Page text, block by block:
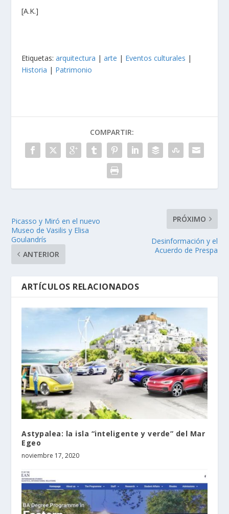
[A.K.]
Etiquetas:arquitectura |arte | Eventos culturales |
Historia | Patrimonio
COMPARTIR:
Picasso y Miró en el nuevo
Museo de Vasilis y Elisa
Goulandrís
ANTERIOR
PRÓXIMO
Desinformación y el
Acuerdo de Prespa
ARTÍCULOS RELACIONADOS
Astypalea: la isla “inteligente y verde” del Μar
Egeo
noviembre 17, 2020